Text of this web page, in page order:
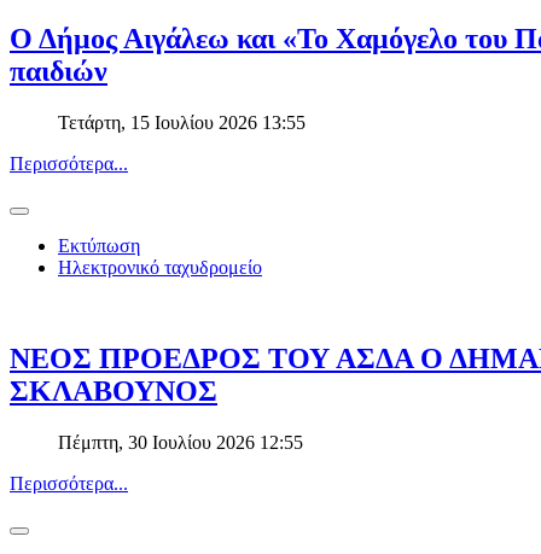
Ο Δήμος Αιγάλεω και «Το Χαμόγελο του
παιδιών
Τετάρτη, 15 Ιουλίου 2026 13:55
Περισσότερα...
Εκτύπωση
Ηλεκτρονικό ταχυδρομείο
ΝΕΟΣ ΠΡΟΕΔΡΟΣ ΤΟΥ ΑΣΔΑ Ο
ΣΚΛΑΒΟΥΝΟΣ
Πέμπτη, 30 Ιουλίου 2026 12:55
Περισσότερα...